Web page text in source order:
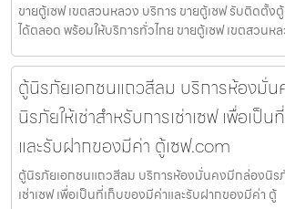
ขายตู้เซฟ เขตสวนหลวง บริการ ขายตู้เซฟ รับติดตั้ง
ได้ตลอด พร้อมให้บริการทั่วไทย ขายตู้เซฟ เขตสวนหล
ตู้นิรภัยเอกชนแถวสีลม บริการห้องมั่
นิรภัยให้เช่าสำหรับการเช่าเซฟ เพื่อเป็
และรับฝากของมีค่า ตู้เซฟ.com
ตู้นิรภัยเอกชนแถวสีลม บริการห้องมั่นคงมีกล่องนิรภั
เช่าเซฟ เพื่อเป็นที่เก็บของมีค่าและรับฝากของมีค่า ตู้